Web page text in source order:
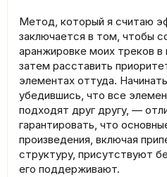
Метод, который я считаю
заключается в том, чтобы
аранжировке моих треков в
затем расставить
элементах оттуда.
убедившись, что все
подходят друг другу, —
гарантировать, что
произведения, включая
структуру, присутствуют
его поддерживают.